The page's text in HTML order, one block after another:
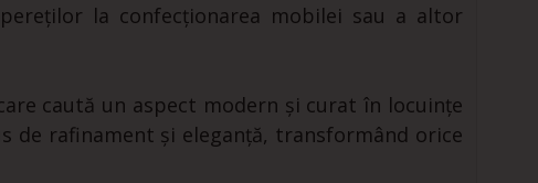
la confecționarea mobilei sau a altor
caută un aspect modern și curat în locuințe
de rafinament și eleganță, transformând orice